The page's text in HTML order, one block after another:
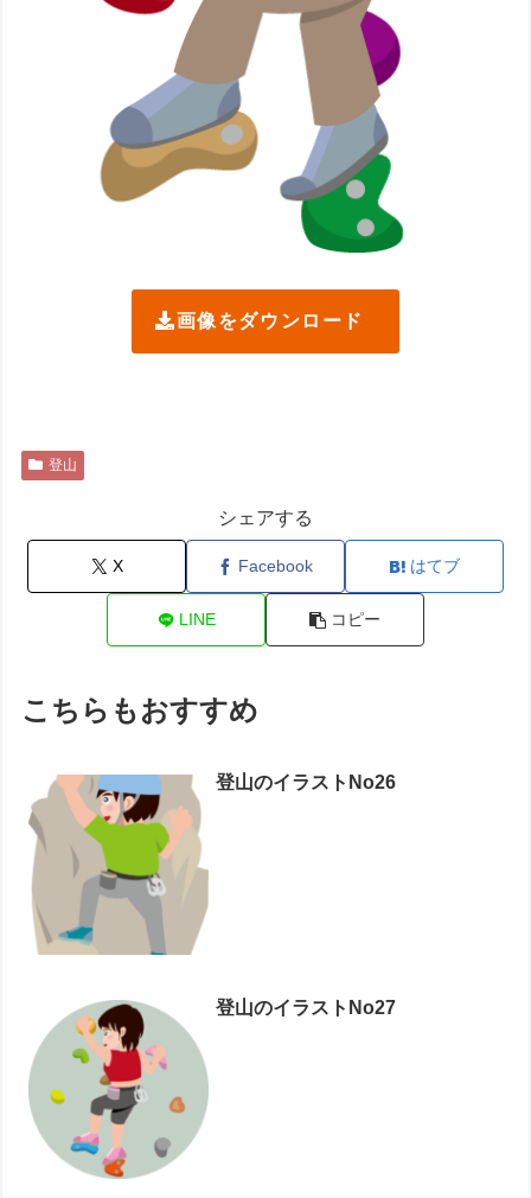
画像をダウンロード
登山
シェアする
X Facebook はてブ
LINE コピー
こちらもおすすめ
登山のイラストNo26
登山のイラストNo27